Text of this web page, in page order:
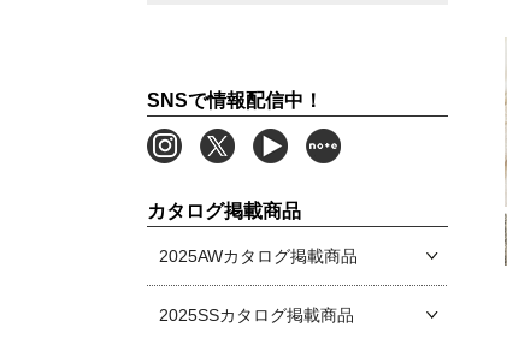
SNSで情報配信中！
カタログ掲載商品
2025AWカタログ掲載商品
2025SSカタログ掲載商品